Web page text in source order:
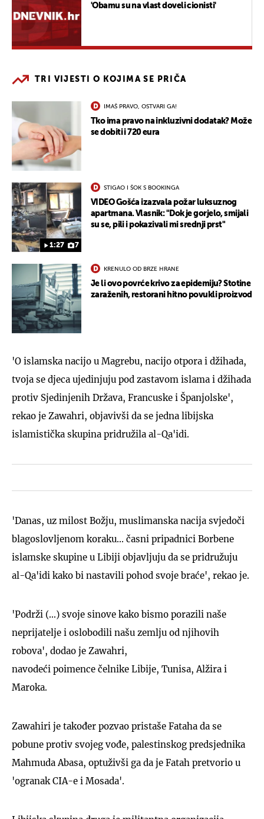
'Obamu su na vlast doveli cionisti'
TRI VIJESTI O KOJIMA SE PRIČA
IMAŠ PRAVO, OSTVARI GA!
Tko ima pravo na inkluzivni dodatak? Može
se dobiti i 720 eura
1:27 7
STIGAO I ŠOK S BOOKINGA
VIDEO Gošća izazvala požar luksuznog
apartmana. Vlasnik: "Dok je gorjelo, smijali
su se, pili i pokazivali mi srednji prst"
KRENULO OD BRZE HRANE
Je li ovo povrće krivo za epidemiju? Stotine
zaraženih, restorani hitno povukli proizvod
'O islamska nacijo u Magrebu, nacijo otpora i džihada,
tvoja se djeca ujedinjuju pod zastavom islama i džihada
protiv Sjedinjenih Država, Francuske i Španjolske',
rekao je Zawahri, objavivši da se jedna libijska
islamistička skupina pridružila al-Qa'idi.
'Danas, uz milost Božju, muslimanska nacija svjedoči
blagoslovljenom koraku... časni pripadnici Borbene
islamske skupine u Libiji objavljuju da se pridružuju
al-Qa'idi kako bi nastavili pohod svoje braće', rekao je.
'Podrži (...) svoje sinove kako bismo porazili naše
neprijatelje i oslobodili našu zemlju od njihovih
robova', dodao je Zawahri,
navodeći poimence čelnike Libije, Tunisa, Alžira i
Maroka.
Zawahiri je također pozvao pristaše Fataha da se
pobune protiv svojeg vođe, palestinskog predsjednika
Mahmuda Abasa, optuživši ga da je Fatah pretvorio u
'ogranak CIA-e i Mosada'.